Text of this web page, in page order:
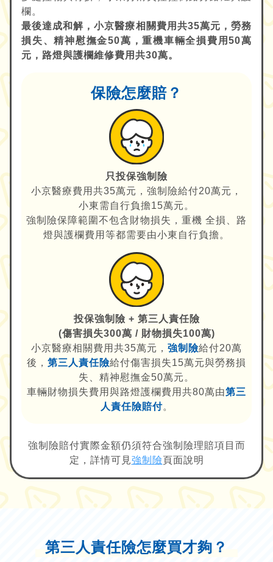
欄。
最後達成和解，小京醫療相關費用共35萬元，勞務
損失、精神慰撫金50萬，重機車輛全損費用50萬
元，路燈與護欄維修費用共30萬。
保險怎麼賠？
只投保強制險
小京醫療費用共35萬元，強制險給付20萬元，
小東需自行負擔15萬元。
強制險保障範圍不包含財物損失，重機 全損、路
燈與護欄費用等都需要由小東自行負擔。
投保強制險 + 第三人責任險
(傷害損失300萬 / 財物損失100萬)
小京醫療相關費用共35萬元， 強制險給付20萬
後， 第三人責任險給付傷害損失15萬元與勞務損
失、精神慰撫金50萬元。
車輛財物損失費用與路燈護欄費用共80萬由第三
人責任險賠付。
強制險賠付實際金額仍須符合強制險理賠項目而
定，詳情可見強制險頁面說明
第三人責任險怎麼買才夠？